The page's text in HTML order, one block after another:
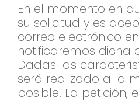
En el momento en
su solicitud y es
correo electrónico
notificaremos dicha
Dadas las
será realizado a la
posible. La petición,